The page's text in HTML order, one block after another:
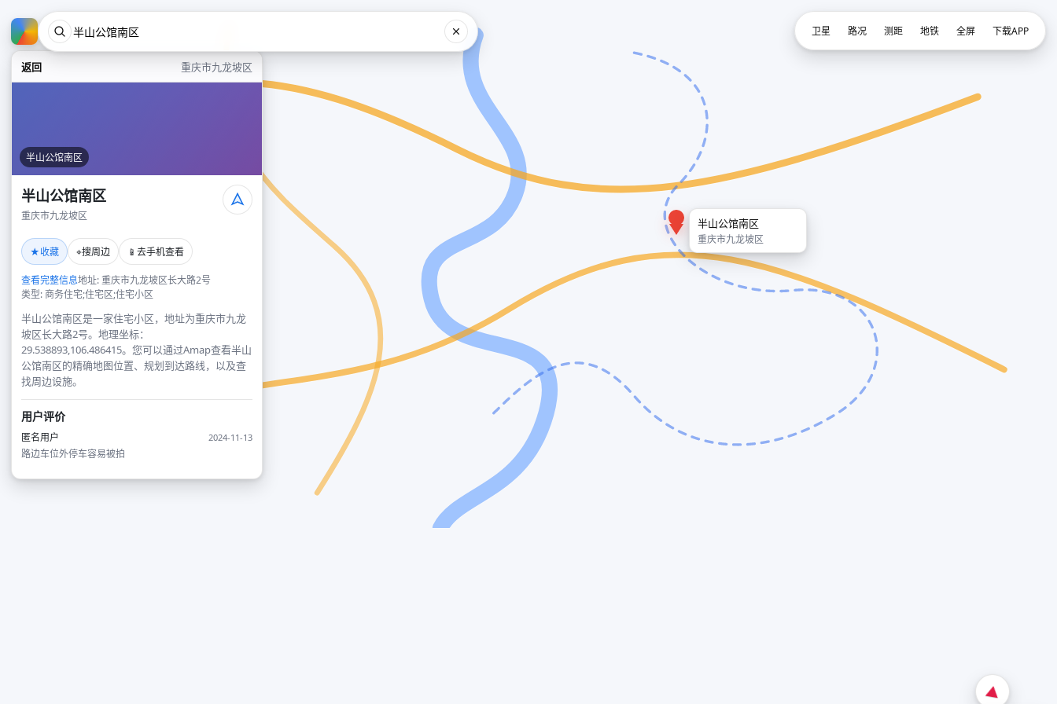
返回 重庆市九龙坡区
半山公馆南区
半山公馆南区
重庆市九龙坡区
★收藏 ⌖搜周边 📱 去手机查看
查看完整信息地址: 重庆市九龙坡区长大路2号
类型: 商务住宅;住宅区;住宅小区
半山公馆南区是一家住宅小区，地址为重庆市九龙
坡区长大路2号。地理坐标：
29.538893,106.486415。您可以通过Amap查看半山
公馆南区的精确地图位置、规划到达路线，以及查
找周边设施。
用户评价
匿名用户 2024-11-13
路边车位外停车容易被拍
半山公馆南区
重庆市九龙坡区
卫星 路况 测距 地铁 全屏 下载APP